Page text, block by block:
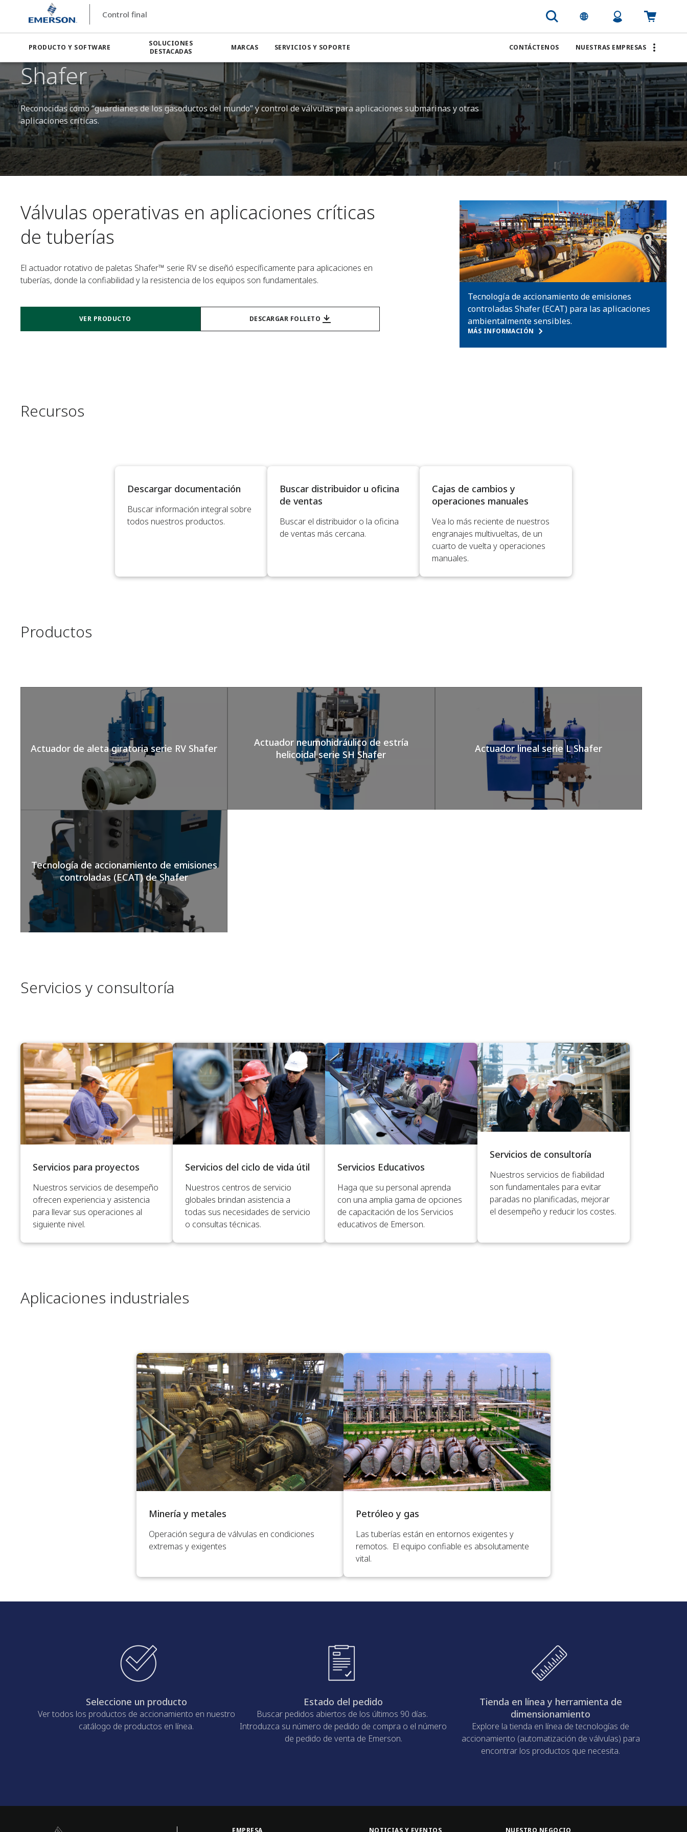
Control final
PRODUCTO Y SOFTWARE
SOLUCIONES
DESTACADAS
MARCAS SERVICIOS Y SOPORTE CONTÁCTENOS NUESTRAS EMPRESAS
Shafer
Reconocidas como “guardianes de los gasoductos del mundo” y control de válvulas para aplicaciones submarinas y otras
aplicaciones críticas.
Válvulas operativas en aplicaciones críticas
de tuberías
El actuador rotativo de paletas Shafer™ serie RV se diseñó específicamente para aplicaciones en
tuberías, donde la confiabilidad y la resistencia de los equipos son fundamentales.
VER PRODUCTO DESCARGAR FOLLETO
Tecnología de accionamiento de emisiones
controladas Shafer (ECAT) para las aplicaciones
ambientalmente sensibles.
MÁS INFORMACIÓN
Recursos
Descargar documentación
Buscar información integral sobre
todos nuestros productos.
Buscar distribuidor u oficina
de ventas
Buscar el distribuidor o la oficina
de ventas más cercana.
Cajas de cambios y
operaciones manuales
Vea lo más reciente de nuestros
engranajes multivueltas, de un
cuarto de vuelta y operaciones
manuales.
Productos
Actuador de aleta giratoria serie RV Shafer
Actuador neumohidráulico de estría
helicoidal serie SH Shafer
Actuador lineal serie L Shafer
Tecnología de accionamiento de emisiones
controladas (ECAT) de Shafer
Servicios y consultoría
Servicios para proyectos
Nuestros servicios de desempeño
ofrecen experiencia y asistencia
para llevar sus operaciones al
siguiente nivel.
Servicios del ciclo de vida útil
Nuestros centros de servicio
globales brindan asistencia a
todas sus necesidades de servicio
o consultas técnicas.
Servicios Educativos
Haga que su personal aprenda
con una amplia gama de opciones
de capacitación de los Servicios
educativos de Emerson.
Servicios de consultoría
Nuestros servicios de fiabilidad
son fundamentales para evitar
paradas no planificadas, mejorar
el desempeño y reducir los costes.
Aplicaciones industriales
Minería y metales
Operación segura de válvulas en condiciones
extremas y exigentes
Petróleo y gas
Las tuberías están en entornos exigentes y
remotos. El equipo confiable es absolutamente
vital.
Seleccione un producto
Ver todos los productos de accionamiento en nuestro
catálogo de productos en línea.
Estado del pedido
Buscar pedidos abiertos de los últimos 90 días.
Introduzca su número de pedido de compra o el número
de pedido de venta de Emerson.
Tienda en línea y herramienta de
dimensionamiento
Explore la tienda en línea de tecnologías de
accionamiento (automatización de válvulas) para
encontrar los productos que necesita.
EMPRESA NOTICIAS Y EVENTOS NUESTRO NEGOCIO